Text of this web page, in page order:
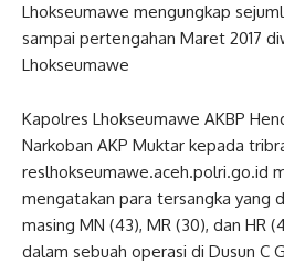
Lhokseumawe mengungkap
sampai pertengahan Maret 2017
Lhokseumawe
Kapolres Lhokseumawe AKBP
Narkoban AKP Muktar kepada
reslhokseumawe.aceh.polri.go.id
mengatakan para tersangka yang
masing MN (43), MR (30), dan HR
dalam sebuah operasi di Dusun C